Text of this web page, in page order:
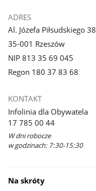
ADRES
Al. Józefa Piłsudskiego 38
35-001 Rzeszów
NIP 813 35 69 045
Regon 180 37 83 68
KONTAKT
Infolinia dla Obywatela
17 785 00 44
W dni robocze
w godzinach: 7:30-15:30
Na skróty